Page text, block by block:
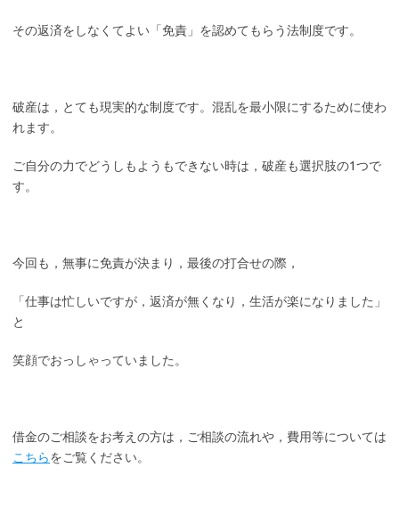
その返済をしなくてよい「免責」を認めてもらう法制度です。
破産は，とても現実的な制度です。混乱を最小限にするために使わ
れます。
ご自分の力でどうしもようもできない時は，破産も選択肢の1つで
す。
今回も，無事に免責が決まり，最後の打合せの際，
「仕事は忙しいですが，返済が無くなり，生活が楽になりました」
と
笑顔でおっしゃっていました。
借金のご相談をお考えの方は，ご相談の流れや，費用等については
こちらをご覧ください。